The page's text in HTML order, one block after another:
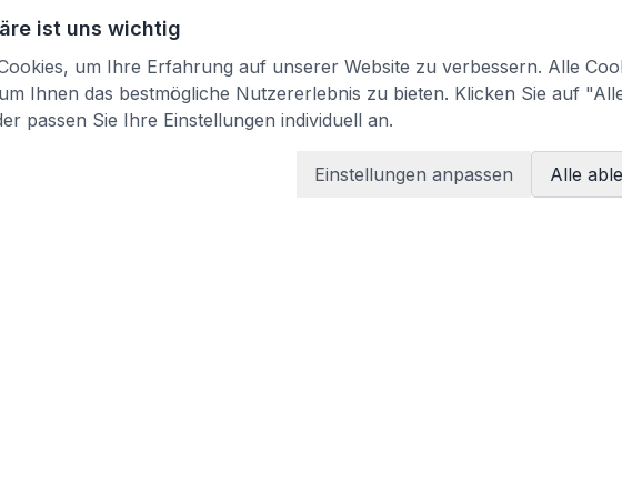
ist uns wichtig
um Ihre Erfahrung auf unserer Website zu verbessern. Alle
Ihnen das bestmögliche Nutzererlebnis zu bieten. Klicken Sie auf
passen Sie Ihre Einstellungen individuell an.
Einstellungen anpassen Alle